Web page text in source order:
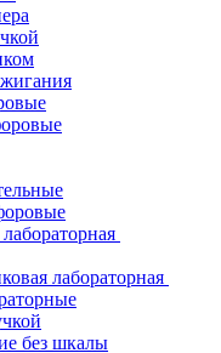
лабораторная
без шкалы